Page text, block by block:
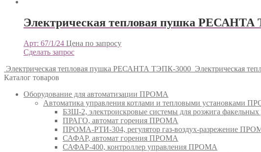
Электрическая тепловая пушка
Арт: 67/1/24 Цена по запросу
Сделать запрос
Электрическая тепловая пушка РЕСАНТА ТЭПК-3000 Электрическая
Каталог товаров
Оборудование для автоматизации ПРОМА
Автоматика управления котлами и тепловыми установками
БЗШ-2, электроискровые системы для розжига
ПРАГО, автомат горения ПРОМА
ПРОМА-РТИ-304, регулятор газ-воздух-разрежение
САФАР, автомат горения ПРОМА
САФАР-400, контроллер управления ПРОМА